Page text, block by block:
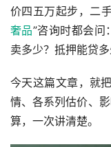
价四五万起步，二
奢品”咨询时都会问
卖多少？抵押能贷多
今天这篇文章，就
情、各系列估价、
算，一次讲清楚。